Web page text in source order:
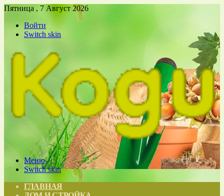
Пятница , 7 Август 2026
Войти
Switch skin
Меню
Switch skin
ГЛАВНАЯ